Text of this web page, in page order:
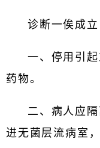
诊断一俟成
一、停用引
药物。
二、病人应
进无菌层流病室